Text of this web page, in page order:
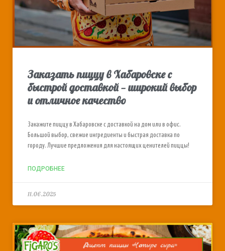
Заказать пиццу в Хабаровске с
быстрой доставкой — широкий выбор
и отличное качество
Закажите пиццу в Хабаровске с доставкой на дом или в офис.
Большой выбор, свежие ингредиенты и быстрая доставка по
городу. Лучшие предложения для настоящих ценителей пиццы!
ПОДРОБНЕЕ
11.06.2025